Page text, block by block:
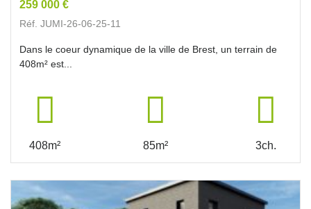
259 000 €
Réf. JUMI-26-06-25-11
Dans le coeur dynamique de la ville de Brest, un terrain de
408m² est...
408m² 85m² 3ch.